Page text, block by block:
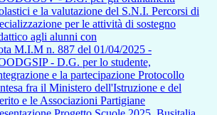
e la valutazione del S.N.I. Percorsi di
per le attività di sostegno
agli alunni con
M.I.M n. 887 del 01/04/2025 -
- D.G. per lo studente,
e la partecipazione Protocollo
fra il Ministero dell'Istruzione e del
e le Associazioni Partigiane